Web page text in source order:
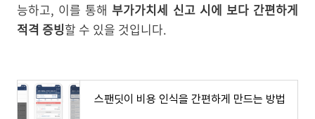
능하고, 이를 통해 부가가치세 신고 시에 보다 간편하게
적격 증빙할 수 있을 것입니다.
스팬딧이 비용 인식을 간편하게 만드는 방법